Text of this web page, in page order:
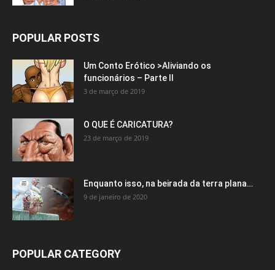
POPULAR POSTS
Um Conto Erótico >Aliviando os
funcionários – Parte II
3 de março de 2019
O QUE É CARICATURA?
23 de março de 2019
Enquanto isso, na beirada da terra plana…
9 de janeiro de 2020
POPULAR CATEGORY